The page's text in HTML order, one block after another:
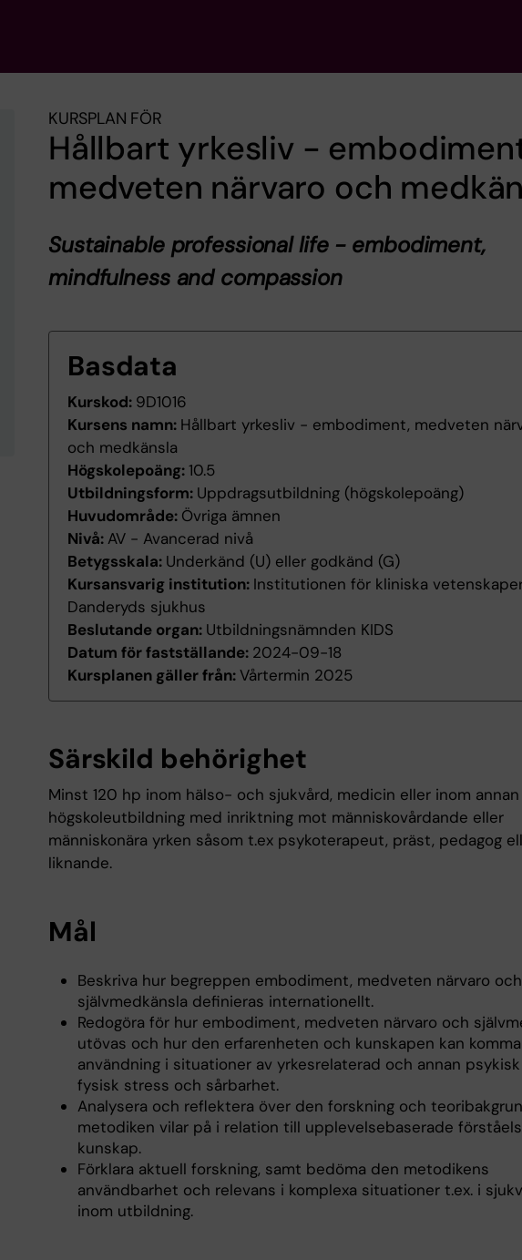
KURSPLAN FÖR
Hållbart yrkesliv -
medveten närvaro och
Sustainable professional life - embodiment,
mindfulness and compassion
Basdata
Kurskod: 9D1016
Kursens namn: Hållbart yrkesliv - embodiment, medveten
och medkänsla
Högskolepoäng:10.5
Utbildningsform: Uppdragsutbildning (högskolepoäng)
Huvudområde: Övriga ämnen
Nivå: AV - Avancerad nivå
Betygsskala: Underkänd (U) eller godkänd (G)
Kursansvarig institution: Institutionen för kliniska
Danderyds sjukhus
Beslutande organ: Utbildningsnämnden KIDS
Datum för fastställande: 2024-09-18
Kursplanen gäller från:Vårtermin 2025
Särskild behörighet
Minst 120 hp inom hälso- och sjukvård, medicin eller inom annan
högskoleutbildning med inriktning mot människovårdande eller
människonära yrken såsom t.ex psykoterapeut, präst, pedagog
liknande.
Mål
Beskriva hur begreppen embodiment, medveten närvaro och
självmedkänsla definieras internationellt.
Redogöra för hur embodiment, medveten närvaro och
utövas och hur den erfarenheten och kunskapen kan
användning i situationer av yrkesrelaterad och annan
fysisk stress och sårbarhet.
Analysera och reflektera över den forskning och
metodiken vilar på i relation till upplevelsebaserade
kunskap.
Förklara aktuell forskning, samt bedöma den metodikens
användbarhet och relevans i komplexa situationer t.ex. i
inom utbildning.